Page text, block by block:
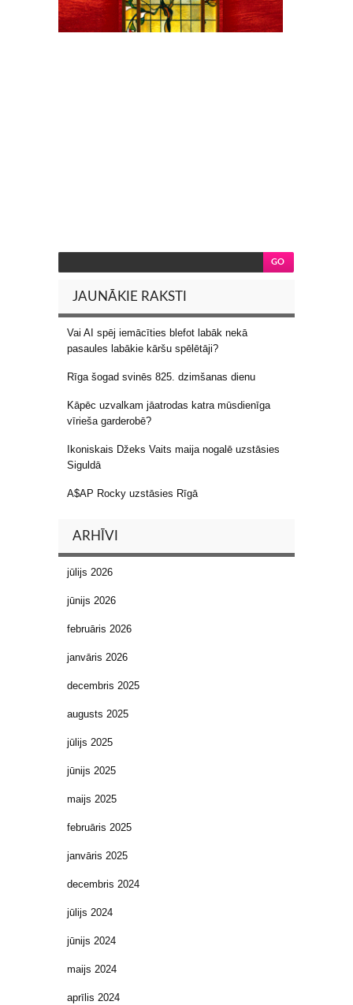
JAUNĀKIE RAKSTI
Vai AI spēj iemācīties blefot labāk nekā
pasaules labākie kāršu spēlētāji?
Rīga šogad svinēs 825. dzimšanas dienu
Kāpēc uzvalkam jāatrodas katra mūsdienīga
vīrieša garderobē?
Ikoniskais Džeks Vaits maija nogalē uzstāsies
Siguldā
A$AP Rocky uzstāsies Rīgā
ARHĪVI
jūlijs 2026
jūnijs 2026
februāris 2026
janvāris 2026
decembris 2025
augusts 2025
jūlijs 2025
jūnijs 2025
maijs 2025
februāris 2025
janvāris 2025
decembris 2024
jūlijs 2024
jūnijs 2024
maijs 2024
aprīlis 2024